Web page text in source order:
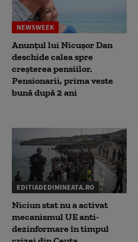
NEWSWEEK
Anunțul lui Nicușor Dan
deschide calea spre
creșterea pensiilor.
Pensionarii, prima veste
bună după 2 ani
EDITIADEDIMINEATA.RO
Niciun stat nu a activat
mecanismul UE anti-
dezinformare în timpul